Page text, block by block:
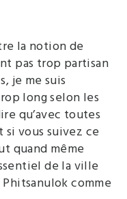
la notion de
pas trop partisan
je me suis
long selon les
qu’avec toutes
vous suivez ce
quand même
de la ville
comme